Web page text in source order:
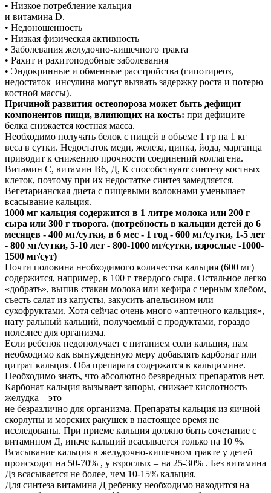
• Низкое потребление кальция
и витамина D.
• Недоношенность
• Низкая физическая активность
• Заболевания желудочно-кишечного тракта
• Рахит и рахитоподобные заболевания
• Эндокринные и обменные расстройства (гипотиреоз,
недостаток инсулина могут вызвать задержку роста и потерю
костной массы).
Причиной развития остеопороза может быть дефицит
компонентов пищи, влияющих на кость: при дефиците
белка снижается костная масса.
Необходимо получать белок с пищей в объеме 1 гр на 1 кг
веса в сутки. Недостаток меди, железа, цинка, йода, марганца
приводит к снижению прочности соединений коллагена.
Витамин С, витамин В6, Д, К способствуют синтезу костных
клеток, поэтому при их недостатке синтез замедляется.
Вегетарианская диета с пищевыми волокнами уменьшает
всасывание кальция.
1000 мг кальция содержится в 1 литре молока или 200 г
сыра или 300 г творога. (потребность в кальции детей до 6
месяцев - 400 мг/сутки, в 6 мес - 1 год - 600 мг/сутки, 1-5 лет
- 800 мг/сутки, 5-10 лет - 800-1000 мг/сутки, взрослые -1000-
1500 мг/сут)
Почти половина необходимого количества кальция (600 мг)
содержится, например, в 100 г твердого сыра. Остальное легко
«добрать», выпив стакан молока или кефира с черным хлебом,
съесть салат из капусты, закусить апельсином или
сухофруктами. Хотя сейчас очень много «аптечного кальция»,
нату ральный кальций, получаемый с продуктами, гораздо
полезнее для организма.
Если ребенок недополучает с питанием соли кальция, нам
необходимо как вынужденную меру добавлять карбонат или
цитрат кальция. Оба препарата содержатся в кальцимине.
Необходимо знать, что абсолютно безвредных препаратов нет.
Карбонат кальция вызывает запоры, снижает кислотность
желудка – это
не безразлично для организма. Препараты кальция из яичной
скорлупы и морских ракушек в настоящее время не
исследованы. При приеме кальция должно быть сочетание с
витамином Д, иначе кальций всасывается только на 10 %.
Всасывание кальция в желудочно-кишечном тракте у детей
происходит на 50-70% , у взрослых – на 25-30% . Без витамина
Дз всасывается не более, чем 10-15% кальция.
Для синтеза витамина Д ребенку необходимо находится на